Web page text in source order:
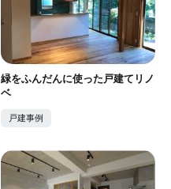
緑をふんだんに使った戸建てリノ
ベ
戸建事例